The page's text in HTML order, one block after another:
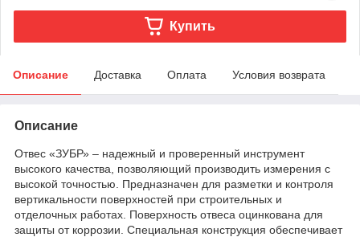
Купить
Описание Доставка Оплата Условия возврата
Описание
Отвес «ЗУБР» – надежный и проверенный инструмент
высокого качества, позволяющий производить измерения с
высокой точностью. Предназначен для разметки и контроля
вертикальности поверхностей при строительных и
отделочных работах. Поверхность отвеса оцинкована для
защиты от коррозии. Специальная конструкция обеспечивает